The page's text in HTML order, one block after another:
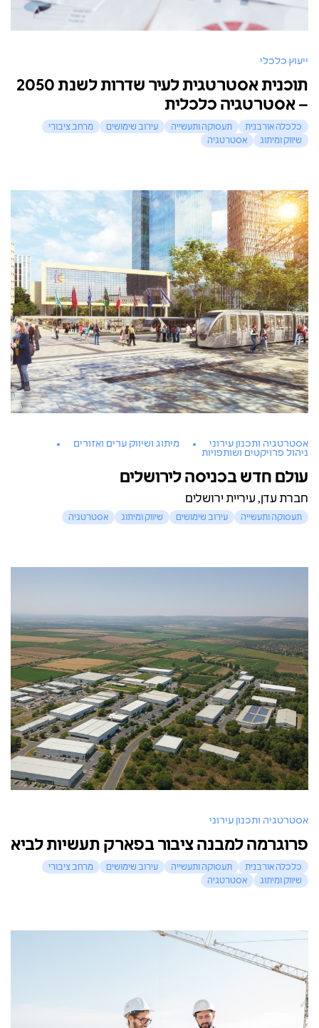
ייעוץ כלכלי
תוכנית אסטרטגית לעיר שדרות לשנת 2050
– אסטרטגיה כלכלית
כלכלה אורבנית תעסוקה ותעשייה עירוב שימושים
מרחב ציבורי
שיווק ומיתוג
אסטרטגיה
אסטרטגיה ותכנון עירוני
מיתוג ושיווק ערים ואזורים
ניהול פרויקטים ושותפויות
עולם חדש בכניסה לירושלים
חברת עדן, עיריית ירושלים
תעסוקה ותעשייה עירוב שימושים שיווק ומיתוג אסטרטגיה
אסטרטגיה ותכנון עירוני
פרוגרמה למבנה ציבור בפארק תעשיות לביא
כלכלה אורבנית תעסוקה ותעשייה עירוב שימושים
מרחב ציבורי
שיווק ומיתוג
אסטרטגיה